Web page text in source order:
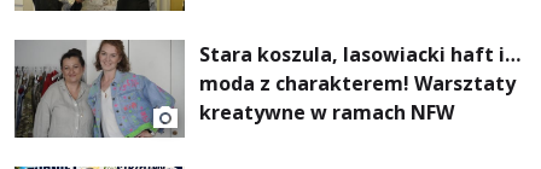
Stara koszula, lasowiacki haft i…
moda z charakterem! Warsztaty
kreatywne w ramach NFW